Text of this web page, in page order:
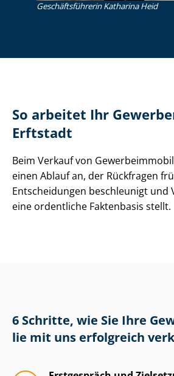
Ge­schäfts­füh­re­rin Katharina Heid
So arbeitet Ihr
Erftstadt
Beim Verkauf von
einen Ablauf an, der Rückfragen
Entscheidungen beschleunigt und
eine ordentliche Faktenbasis stellt.
6 Schritte, wie Sie Ihre
lie mit uns erfolgreich